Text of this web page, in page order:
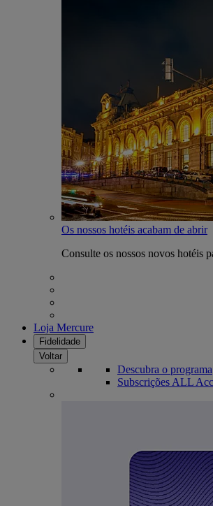
Os nossos hotéis acabam de abrir
Consulte os nossos novos hotéis
Loja Mercure
Fidelidade
Voltar
Descubra o programa
Subscrições ALL